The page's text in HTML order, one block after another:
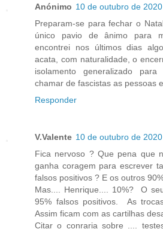
Anónimo 10 de outubro de
Preparam-se para fechar o
único pavio de ânimo para
encontrei nos últimos dias
acata, com naturalidade, o
isolamento generalizado
chamar de fascistas as pessoas
Responder
V.Valente 10 de outubro de
Fica nervoso ? Que pena que
ganha coragem para escrever
falsos positivos ? E os outros
Mas.... Henrique.... 10%? O
95% falsos positivos. As
Assim ficam com as cartilhas
Citar o conraria sobre ....